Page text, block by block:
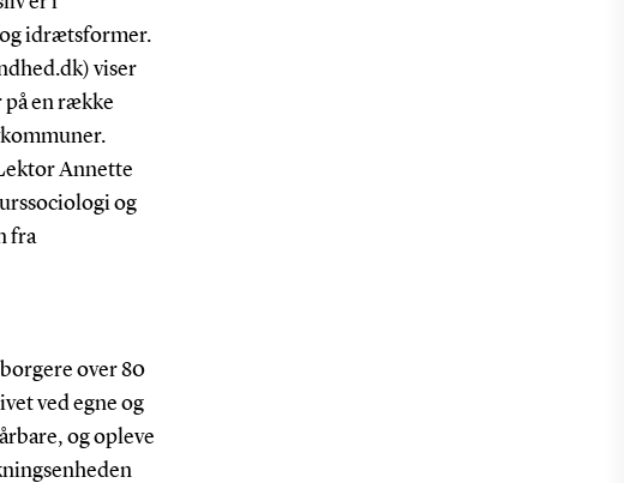
idrætsformer.
viser
en række
Annette
og
fra
over 80
ved egne og
og opleve